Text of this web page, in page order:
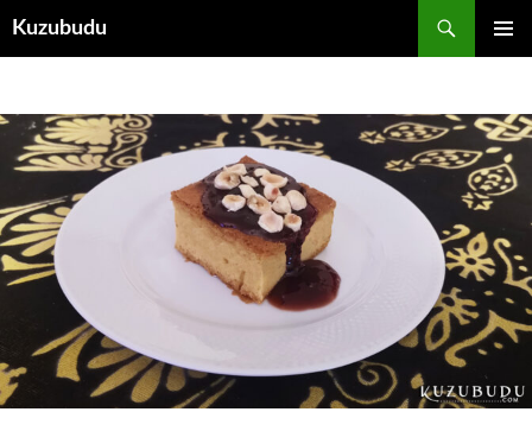
Kuzubudu